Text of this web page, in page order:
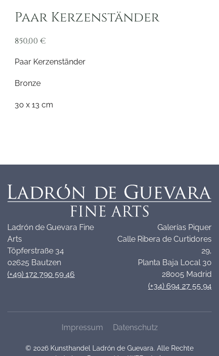
Paar Kerzenständer
850,00 €
Paar Kerzenständer
Bronze
30 x 13 cm
Ladrón de Guevara Fine
Arts
Töpferstraße 34
02625 Bautzen
(+49) 172 790 59 46
Galerías Piquer
Calle Ribera de Curtidores
29,
Planta Baja Local 30
28005 Madrid
(+34) 694 27 55 94
Impressum Datenschutz
© 2026 Kunsthandel Ladrón de Guevara. Alle Rechte